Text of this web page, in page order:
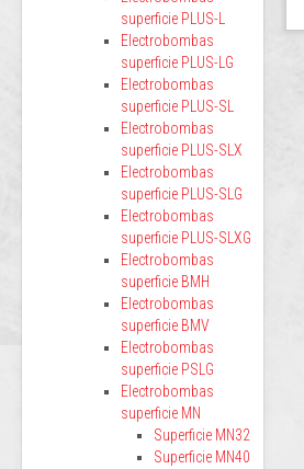
superficie PLUS-L
Electrobombas
superficie PLUS-LG
Electrobombas
superficie PLUS-SL
Electrobombas
superficie PLUS-SLX
Electrobombas
superficie PLUS-SLG
Electrobombas
superficie PLUS-SLXG
Electrobombas
superficie BMH
Electrobombas
superficie BMV
Electrobombas
superficie PSLG
Electrobombas
superficie MN
Superficie MN32
Superficie MN40